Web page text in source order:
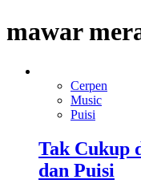
mawar
Cerpen
Music
Puisi
Tak Cukup
dan Puisi